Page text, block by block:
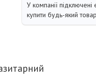
У компанії
купити будь-який